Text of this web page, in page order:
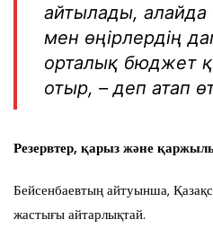
айтылады, алайда
мен өңірлердің
орталық бюджет
отыр, – деп атап
Резервтер, қарыз және
Бейсенбаевтың айтуынша,
жастығы айтарлықтай.